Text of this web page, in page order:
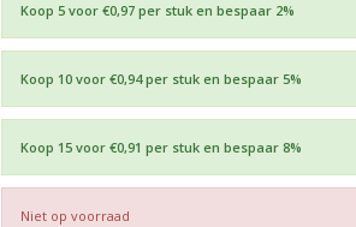
Koop 5 voor €0,97 per stuk en bespaar 2%
Koop 10 voor €0,94 per stuk en bespaar 5%
Koop 15 voor €0,91 per stuk en bespaar 8%
Niet op voorraad